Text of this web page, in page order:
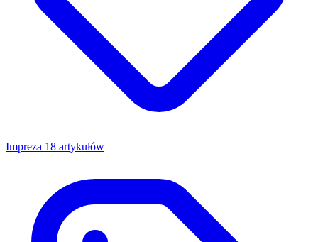
Impreza 18 artykułów